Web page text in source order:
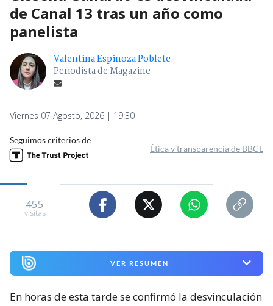
de Canal 13 tras un año como
panelista
Valentina Espinoza Poblete
Periodista de Magazine
Viernes 07 Agosto, 2026 | 19:30
Seguimos criterios de
Ética y transparencia de BBCL
455
visitas
VER RESUMEN
En horas de esta tarde se confirmó la desvinculación